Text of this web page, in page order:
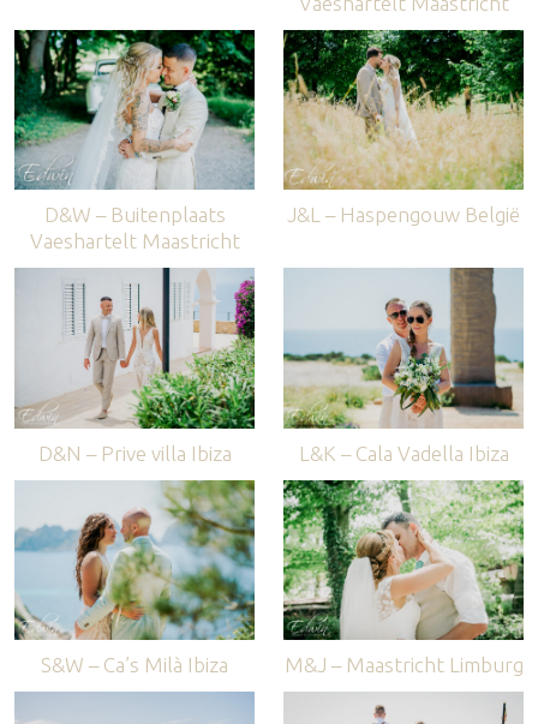
D&W – Buitenplaats
Vaeshartelt Maastricht
J&L – Haspengouw België
D&N – Prive villa Ibiza L&K – Cala Vadella Ibiza
S&W – Ca’s Milà Ibiza M&J – Maastricht Limburg